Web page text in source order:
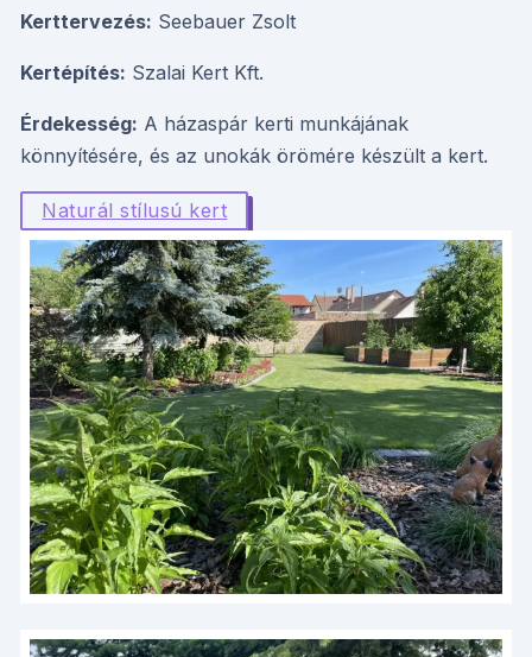
Kerttervezés: Seebauer Zsolt
Kertépítés: Szalai Kert Kft.
Érdekesség: A házaspár kerti munkájának
könnyítésére, és az unokák örömére készült a kert.
Naturál stílusú kert